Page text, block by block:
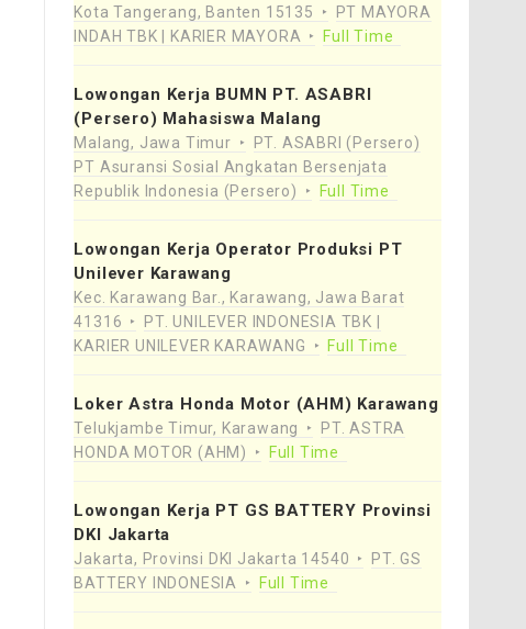
Kota Tangerang, Banten 15135
PT MAYORA
INDAH TBK | KARIER MAYORA
Full Time
Lowongan Kerja BUMN PT. ASABRI
(Persero) Mahasiswa Malang
Malang, Jawa Timur
PT. ASABRI (Persero)
PT Asuransi Sosial Angkatan Bersenjata
Republik Indonesia (Persero)
Full Time
Lowongan Kerja Operator Produksi PT
Unilever Karawang
Kec. Karawang Bar., Karawang, Jawa Barat
41316
PT. UNILEVER INDONESIA TBK |
KARIER UNILEVER KARAWANG
Full Time
Loker Astra Honda Motor (AHM) Karawang
Telukjambe Timur, Karawang
PT. ASTRA
HONDA MOTOR (AHM)
Full Time
Lowongan Kerja PT GS BATTERY Provinsi
DKI Jakarta
Jakarta, Provinsi DKI Jakarta 14540
PT. GS
BATTERY INDONESIA
Full Time